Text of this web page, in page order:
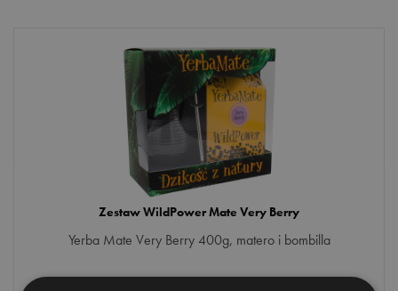
Zestaw WildPower Mate Very Berry
Yerba Mate Very Berry 400g, matero i bombilla